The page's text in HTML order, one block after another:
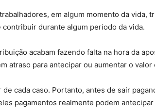
em algum momento da vida,
durante algum período da vida.
acabam fazendo falta na hora da
atraso para antecipar ou aumentar o valor
cada caso. Portanto, antes de sair
pagamentos realmente podem